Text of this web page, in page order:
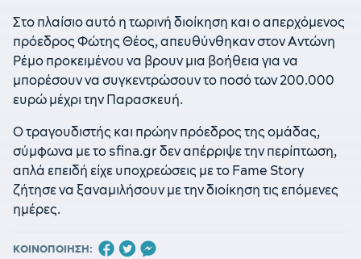
Στο πλαίσιο αυτό η τωρινή διοίκηση και ο απερχόμενος
πρόεδρος Φώτης Θέος, απευθύνθηκαν στον Αντώνη
Ρέμο προκειμένου να βρουν μια βοήθεια για να
μπορέσουν να συγκεντρώσουν το ποσό των 200.000
ευρώ μέχρι την Παρασκευή.
Ο τραγουδιστής και πρώην πρόεδρος της ομάδας,
σύμφωνα με το sfina.gr δεν απέρριψε την περίπτωση,
απλά επειδή είχε υποχρεώσεις με το Fame Story
ζήτησε να ξαναμιλήσουν με την διοίκηση τις επόμενες
ημέρες.
ΚΟΙΝΟΠΟΙΗΣΗ: